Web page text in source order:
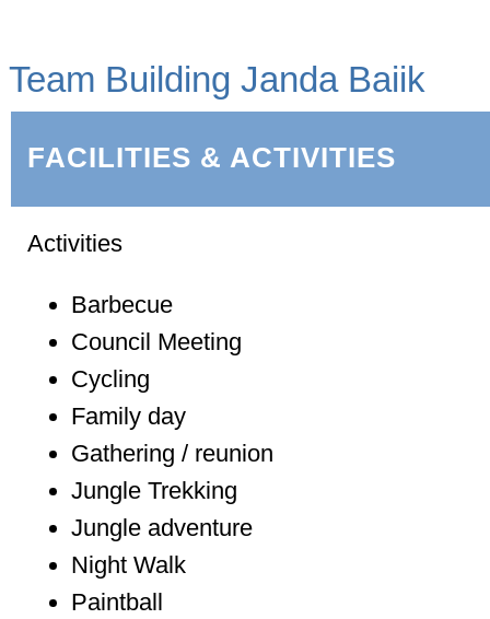
Team Building Janda Baiik
FACILITIES & ACTIVITIES
Activities
Barbecue
Council Meeting
Cycling
Family day
Gathering / reunion
Jungle Trekking
Jungle adventure
Night Walk
Paintball